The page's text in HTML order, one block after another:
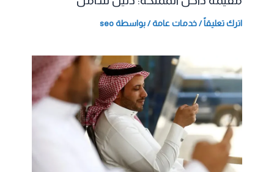
اترك تعليقاً /خدمات عامة/ بواسطة seo